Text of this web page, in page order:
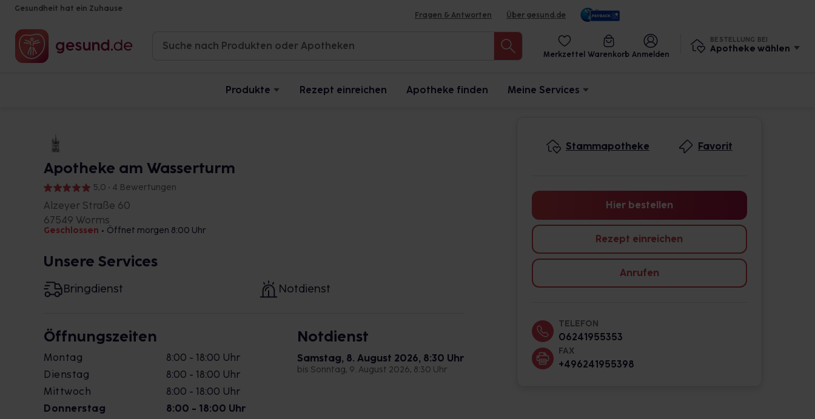
Gesundheit hat ein Zuhause
Fragen & Antworten Über gesund.de
Merkzettel Warenkorb Anmelden
BESTELLUNG BEI
Apotheke wählen
Produkte Rezept einreichen Apotheke finden Meine Services
Apotheke am Wasserturm
5,0 • 4 Bewertungen
Alzeyer Straße 60
67549 Worms
Geschlossen • Öffnet morgen 8:00 Uhr
Unsere Services
Bringdienst Notdienst
Öffnungszeiten
Montag
8:00 - 18:00 Uhr
Dienstag
8:00 - 18:00 Uhr
Mittwoch
8:00 - 18:00 Uhr
Donnerstag
8:00 - 18:00 Uhr
Notdienst
Samstag, 8. August 2026, 8:30 Uhr
bis Sonntag, 9. August 2026, 8:30 Uhr
Stammapotheke Favorit
Hier bestellen
Rezept einreichen
Anrufen
TELEFON
06241955353
FAX
+496241955398